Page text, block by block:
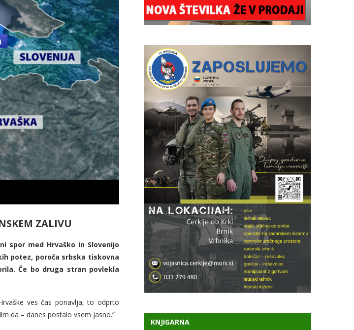
ZALIVU
spor med Hrvaško in Slovenijo
potez, poroča srbska tiskovna
Če bo druga stran povlekla
ves čas ponavlja, to odprto
da – danes postalo vsem jasno.”
KNJIGARNA